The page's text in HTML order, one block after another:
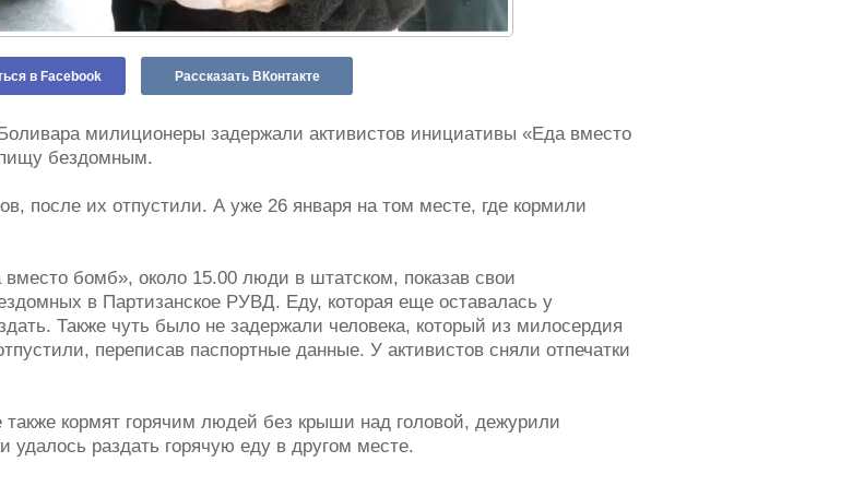
в Facebook Рассказать ВКонтакте
милиционеры задержали активистов инициативы «Еда вместо
бездомным.
после их отпустили. А уже 26 января на том месте, где кормили
бомб», около 15.00 люди в штатском, показав свои
в Партизанское РУВД. Еду, которая еще оставалась у
Также чуть было не задержали человека, который из милосердия
переписав паспортные данные. У активистов сняли отпечатки
также кормят горячим людей без крыши над головой, дежурили
удалось раздать горячую еду в другом месте.